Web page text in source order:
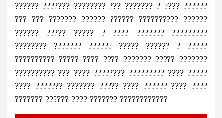
?????? ??????? ???????? ??? ??????? ? ???? ??????
??? ??? ??????? ?????? ?????? ?????????? ??????
?????? ????? ????? ? ???? ??????? ?????????
???????? ??????? ?????? ????? ?????? ? ?????
?????????? ????? ???? ???? ??????? ????? ???????
?????????? ??? ???? ???????? ????????? ???? ?????
???? ??????? ??????? ????? ???? ?????? ???? ????
??????? ?????? ???? ??????? ????????????